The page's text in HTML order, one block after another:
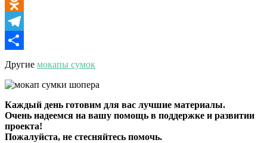
Facebook
Odnoklassniki
Telegram
Отправить
Другие мокапы сумок
Каждый день готовим для вас лучшие материалы.
Очень надеемся на вашу помощь в поддержке и развитии
проекта!
Пожалуйста, не стесняйтесь помочь.